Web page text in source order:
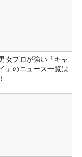
女プロが強い「キャ
」のニュース一覧は